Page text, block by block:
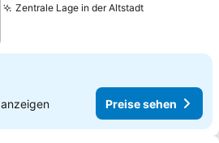
Zentrale Lage in der AltstadtPreise
anzeigen Preise sehen